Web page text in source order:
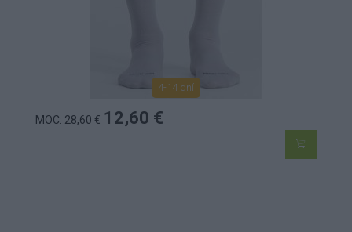
4-14 dní
MOC: 28,60 € 12,60 €